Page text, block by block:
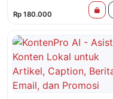
Rp 180.000